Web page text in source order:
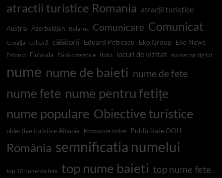
atractii turistice Romania atracții turistice
Austria Azerbaidjan Belarus Comunicare Comunicat
Croația cultură călătorii Eduard Petrescu Eko Group Eko News
Estonia Finlanda Fără categorie Italia locuri de vizitat marketing digital
nume nume de baieti nume de fete
nume fete nume pentru fetițe
nume populare Obiective turistice
obiective turistice Albania Promovare online Publicitate OOH
România semnificatia numelui
top 10 nume de fete top nume baieti top nume fete